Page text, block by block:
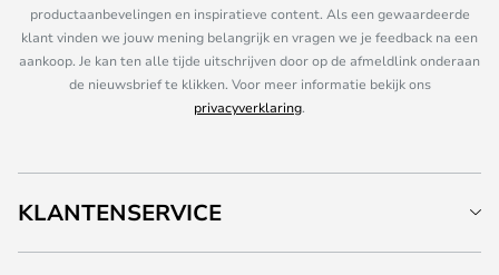
productaanbevelingen en inspiratieve content. Als een gewaardeerde
klant vinden we jouw mening belangrijk en vragen we je feedback na een
aankoop. Je kan ten alle tijde uitschrijven door op de afmeldlink onderaan
de nieuwsbrief te klikken. Voor meer informatie bekijk ons
privacyverklaring.
KLANTENSERVICE